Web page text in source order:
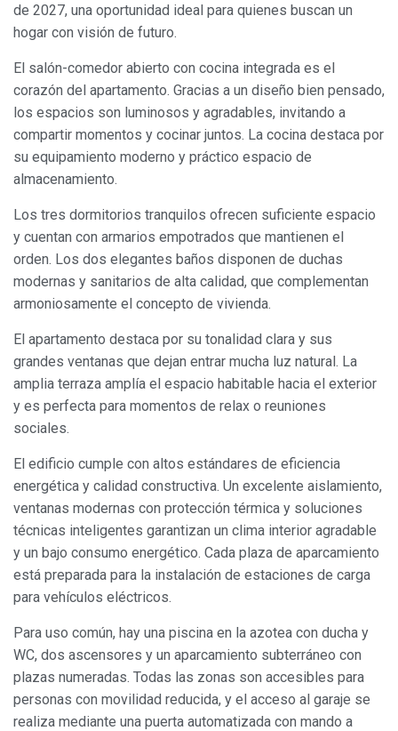
de 2027, una oportunidad ideal para quienes buscan un
hogar con visión de futuro.
El salón-comedor abierto con cocina integrada es el
corazón del apartamento. Gracias a un diseño bien pensado,
los espacios son luminosos y agradables, invitando a
compartir momentos y cocinar juntos. La cocina destaca por
su equipamiento moderno y práctico espacio de
almacenamiento.
Los tres dormitorios tranquilos ofrecen suficiente espacio
y cuentan con armarios empotrados que mantienen el
orden. Los dos elegantes baños disponen de duchas
modernas y sanitarios de alta calidad, que complementan
armoniosamente el concepto de vivienda.
El apartamento destaca por su tonalidad clara y sus
grandes ventanas que dejan entrar mucha luz natural. La
amplia terraza amplía el espacio habitable hacia el exterior
y es perfecta para momentos de relax o reuniones
sociales.
El edificio cumple con altos estándares de eficiencia
energética y calidad constructiva. Un excelente aislamiento,
ventanas modernas con protección térmica y soluciones
técnicas inteligentes garantizan un clima interior agradable
y un bajo consumo energético. Cada plaza de aparcamiento
está preparada para la instalación de estaciones de carga
para vehículos eléctricos.
Para uso común, hay una piscina en la azotea con ducha y
WC, dos ascensores y un aparcamiento subterráneo con
plazas numeradas. Todas las zonas son accesibles para
personas con movilidad reducida, y el acceso al garaje se
realiza mediante una puerta automatizada con mando a
Modificar cookies
Técnicas y funcionales
Siempre activas
Este sitio web utiliza Cookies propias para recopilar
información con la finalidad de mejorar nuestros servicios.
Si continua navegando, supone la aceptación de la
instalación de las mismas. El usuario tiene la posibilidad
impedir que sean instaladas en su disco duro, aunque
deberá tener en cuenta que dicha acción podrá ocasionar
dificultades de navegación de la página web.
Analíticas y personalización